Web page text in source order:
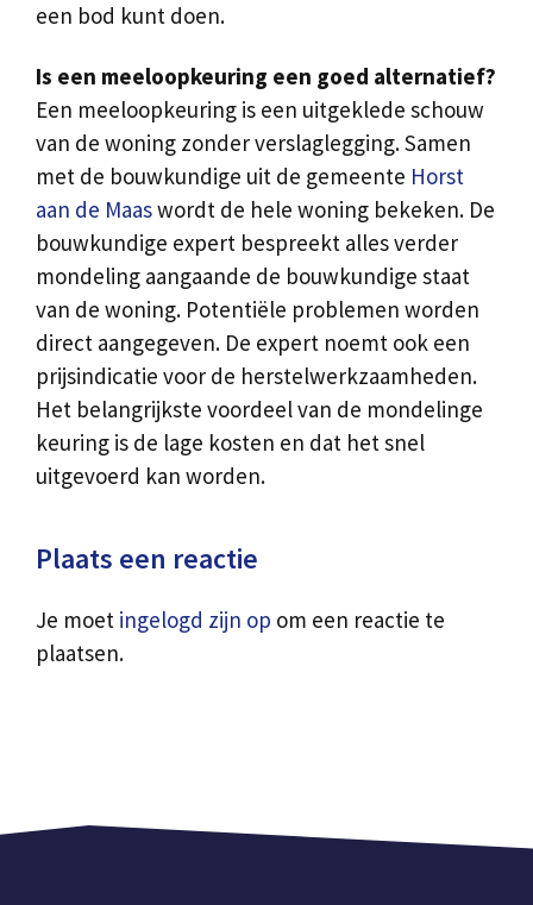
een bod kunt doen.
Is een meeloopkeuring een goed alternatief?
Een meeloopkeuring is een uitgeklede schouw
van de woning zonder verslaglegging. Samen
met de bouwkundige uit de gemeente Horst
aan de Maaswordt de hele woning bekeken. De
bouwkundige expert bespreekt alles verder
mondeling aangaande de bouwkundige staat
van de woning. Potentiële problemen worden
direct aangegeven. De expert noemt ook een
prijsindicatie voor de herstelwerkzaamheden.
Het belangrijkste voordeel van de mondelinge
keuring is de lage kosten en dat het snel
uitgevoerd kan worden.
Plaats een reactie
Je moet ingelogd zijn op om een reactie te
plaatsen.